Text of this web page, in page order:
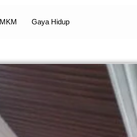
Gaya Hidup